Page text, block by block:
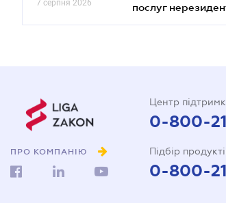
7 серпня 2026
послуг
ПРО КОМПАНІЮ
Центр
0-800-
Підбір
0-800-